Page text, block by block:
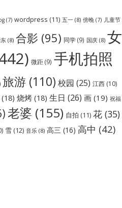
(7) wordpress (11) 五一 (8) 傍晚 (7) 儿童节
(8) 合影 (95) 同学(9) 国庆 (8) 女
微距(9) 手机拍照
旅游 (110) 校园 (25) 江西 (10)
(18) 烧烤 (18) 生日 (26) 画 (19) 祝福
老婆 (155) 自拍 (11) 花 (35)
雪 (12) 音乐 (8) 高三 (16) 高中 (42)